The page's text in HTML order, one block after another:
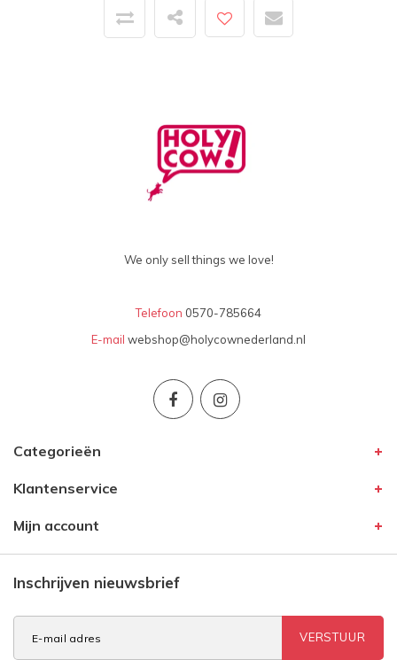
We only sell things we love!
Telefoon 0570-785664
E-mail webshop@holycownederland.nl
Categorieën
Klantenservice
Mijn account
Inschrijven nieuwsbrief
VERSTUUR